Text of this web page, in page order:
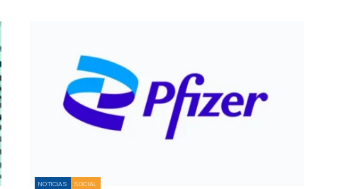
NOTICIAS SOCIAL